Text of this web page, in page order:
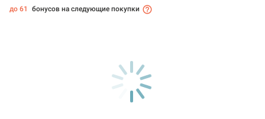
до 61 бонусов на следующие покупки